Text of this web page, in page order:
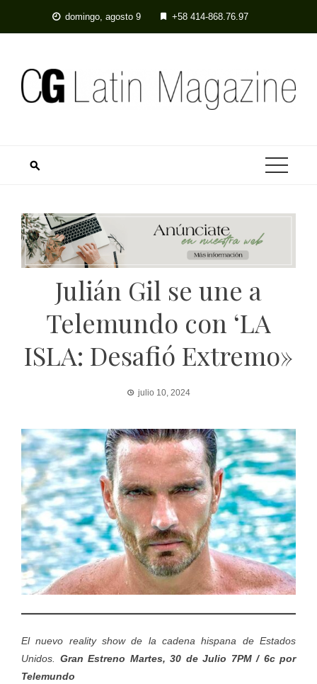
domingo, agosto 9 +58 414-868.76.97
Julián Gil se une a
Telemundo con ‘LA
ISLA: Desafió Extremo»
julio 10, 2024
El nuevo reality show de la cadena hispana de Estados
Unidos. Gran Estreno Martes, 30 de Julio 7PM / 6c por
Telemundo